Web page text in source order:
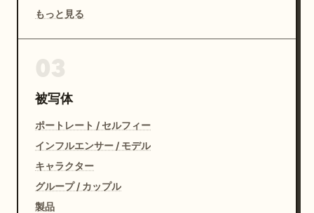
もっと見る
被写体
ポートレート / セルフィー
インフルエンサー / モデル
キャラクター
グループ / カップル
製品